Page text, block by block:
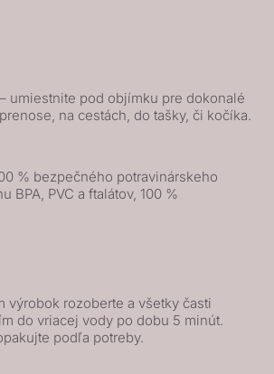
umiestnite pod objímku pre dokonalé
na cestách, do tašky, či kočíka.
% bezpečného potravinárskeho
BPA, PVC a ftalátov, 100 %
výrobok rozoberte a všetky časti
do vriacej vody po dobu 5 minút.
podľa potreby.